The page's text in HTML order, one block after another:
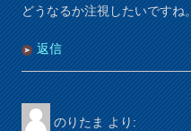
どうなるか注視したいですね
返信
のりたま より: